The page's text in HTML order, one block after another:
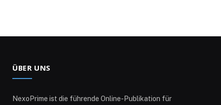
ÜBER UNS
NexoPrime ist die führende Online-Publikation für